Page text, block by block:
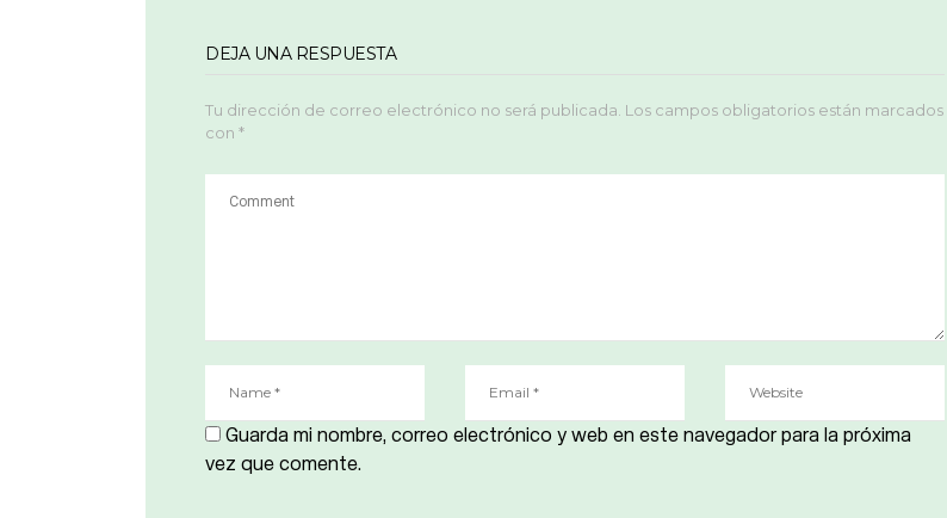
DEJA UNA RESPUESTA
Tu dirección de correo electrónico no será publicada. Los campos obligatorios están marcados
con *
Guarda mi nombre, correo electrónico y web en este navegador para la próxima
vez que comente.